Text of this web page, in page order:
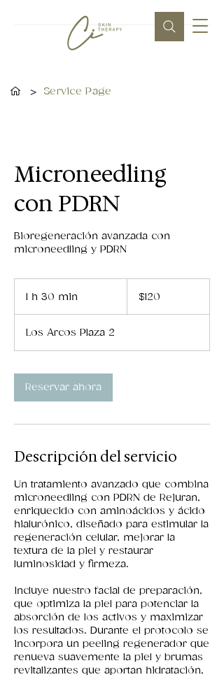
> Service Page
Microneedling
con PDRN
Bioregeneración avanzada con
microneedling y PDRN
1 h 30 min
0
i
n
estadounidenses
$120
Los Arcos Plaza 2
Reservar ahora
Descripción del servicio
Un tratamiento avanzado que combina
microneedling con PDRN de Rejuran,
enriquecido con aminoácidos y ácido
hialurónico, diseñado para estimular la
regeneración celular, mejorar la
textura de la piel y restaurar
luminosidad y firmeza.
Incluye nuestro facial de preparación,
que optimiza la piel para potenciar la
absorción de los activos y maximizar
los resultados. Durante el protocolo se
incorpora un peeling regenerador que
renueva suavemente la piel y brumas
revitalizantes que aportan hidratación,